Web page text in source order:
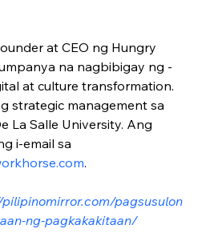
at CEO ng Hungry
na nagbibigay ng
at culture transformation.
strategic management sa
La Salle University. Ang
i-email sa
.
pagsusulon
ng-pagkakakitaan/